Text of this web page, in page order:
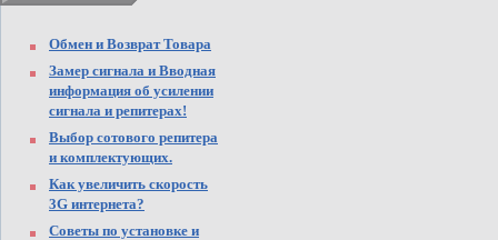
Обмен и Возврат Товара
Замер сигнала и Вводная
информация об усилении
сигнала и репитерах!
Выбор сотового репитера
и комплектующих.
Как увеличить скорость
3G интернета?
Советы по установке и